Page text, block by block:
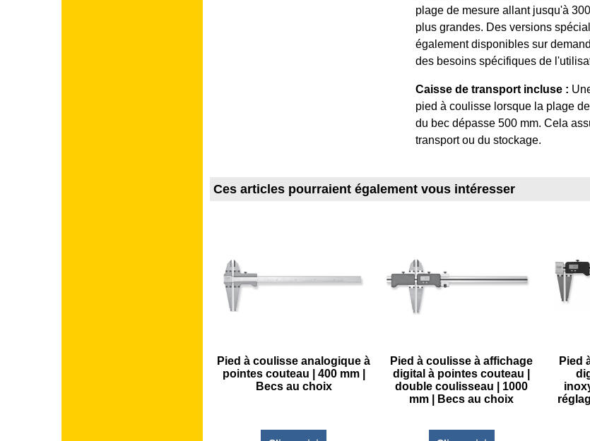
plage de mesure allant jusqu'à
plus grandes. Des versions
également disponibles sur
des besoins spécifiques de
Caisse de transport incluse :
pied à coulisse lorsque la plage
du bec dépasse 500 mm. Cela
transport ou du stockage.
Ces articles pourraient également vous intéresser
Pied à coulisse analogique à
pointes couteau | 400 mm |
Becs au choix
Pied à coulisse à affichage
digital à pointes couteau |
double coulisseau | 1000
mm | Becs au choix
Pied